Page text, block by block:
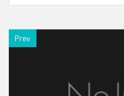
Prev